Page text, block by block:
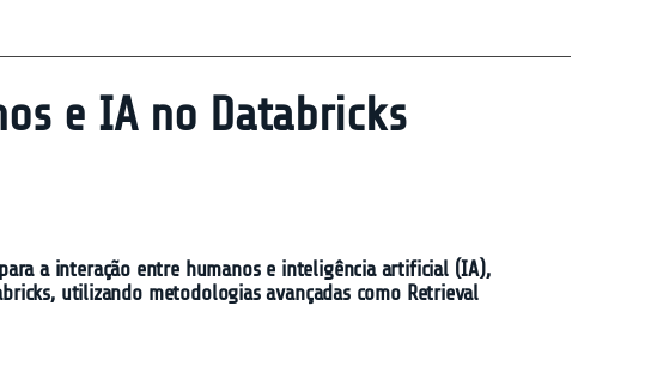
e IA no Databricks
a interação entre humanos e inteligência artificial (IA),
utilizando metodologias avançadas como Retrieval